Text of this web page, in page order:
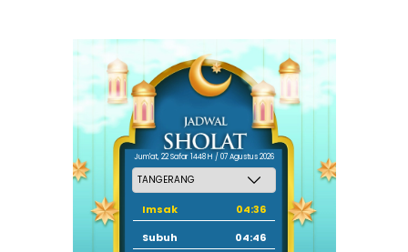
Jum'at, 22 Safar 1448 H / 07 Agustus 2026
Imsak
04:36
Subuh
04:46